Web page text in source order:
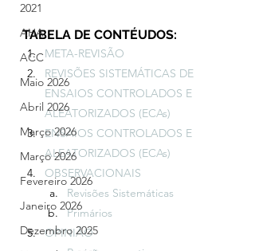
2021
AHA
ACC
Maio 2026
Abril 2026
Março 2026
Março 2026
Fevereiro 2026
Janeiro 2026
Dezembro 2025
TABELA DE CONTÉUDOS:
META-REVISÃO
REVISÕES SISTEMÁTICAS DE
ENSAIOS CONTROLADOS E
ALEATORIZADOS (ECAs)
ENSAIOS CONTROLADOS E
ALEATORIZADOS (ECAs)
OBSERVACIONAIS
Revisões Sistemáticas
Primários
OPINIÃO